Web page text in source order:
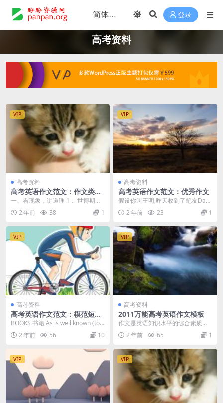
登录
高考资料
VIP
高考资料
高考英语作文范文：作文类型
及范文
一、看现象，讲道理 1． 世博期
间，上万的志愿者参加志愿工作，
请你谈谈此现象的看...
2 年前 38 1
VIP
高考资料
高考英语作文范文：优秀作文
假设你叫王明,昨天收到了笔友Davi
d的e-mail,得知他不久要到北京来
学习中...
2 年前 23 1
VIP
高考资料
高考英语作文范文：模范短文
背诵（38页）
BOOKS 书籍 As is well known (to u
s), books...
2 年前 56 10
VIP
高考资料
2011万能高考英语作文模板
作文是英语知识水平的综合素质体
现，它要求同学们既要有扎实的语
言基本功，又要具备一...
2 年前 65 1
VIP VIP